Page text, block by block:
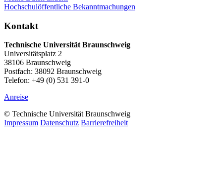
Hochschulöffentliche Bekanntmachungen
Kontakt
Technische Universität Braunschweig
Universitätsplatz 2
38106 Braunschweig
Postfach: 38092 Braunschweig
Telefon: +49 (0) 531 391-0
Anreise
© Technische Universität Braunschweig
Impressum Datenschutz Barrierefreiheit